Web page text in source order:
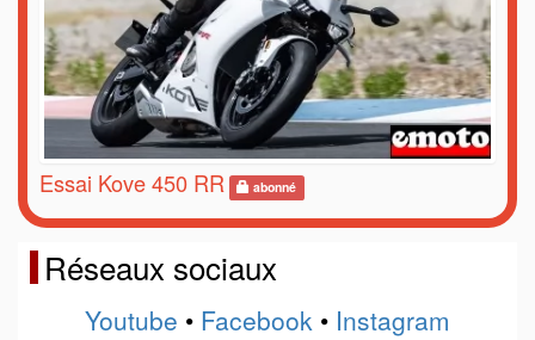
Essai Kove 450 RR abonné
Réseaux sociaux
Youtube • Facebook • Instagram